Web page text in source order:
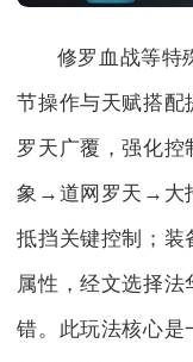
修罗血战等特
节操作与天赋搭配
罗天广覆，强化控
象→道网罗天→大
抵挡关键控制；装
属性，经文选择法
错。此玩法核心是